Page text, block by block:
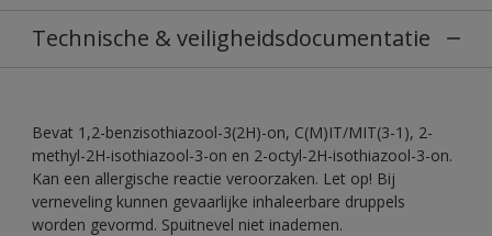
Technische & veiligheidsdocumentatie
Bevat 1,2-benzisothiazool-3(2H)-on, C(M)IT/MIT(3-1), 2-
methyl-2H-isothiazool-3-on en 2-octyl-2H-isothiazool-3-on.
Kan een allergische reactie veroorzaken. Let op! Bij
verneveling kunnen gevaarlijke inhaleerbare druppels
worden gevormd. Spuitnevel niet inademen.